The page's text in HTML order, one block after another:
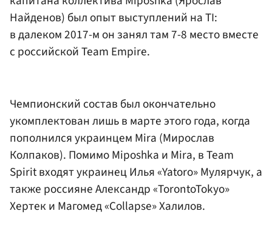
Найденов) был опыт выступлений на TI:
в далеком 2017-м он занял там 7-8 место вместе
с российской Team Empire.
Чемпионский состав был окончательно
укомплектован лишь в марте этого года, когда
пополнился украинцем Mira (Мирослав
Колпаков). Помимо Miposhka и Mira, в Team
Spirit входят украинец Илья «Yatoro» Мулярчук, а
также россияне Александр «TorontoTokyo»
Хертек и Магомед «Collapse» Халилов.